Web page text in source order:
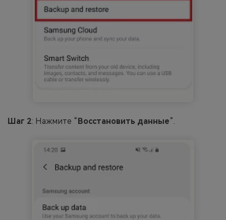
Шаг 2: Нажмите “Восстановить данные”.